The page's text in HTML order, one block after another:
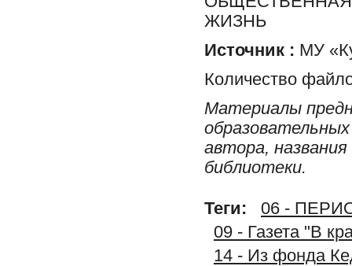
ЖИЗНЬ
Источник : МУ
Количество
Материалы
автора,
библиотеки.
Теги:
06 -
09 - Газета "В
14 - Из фонда